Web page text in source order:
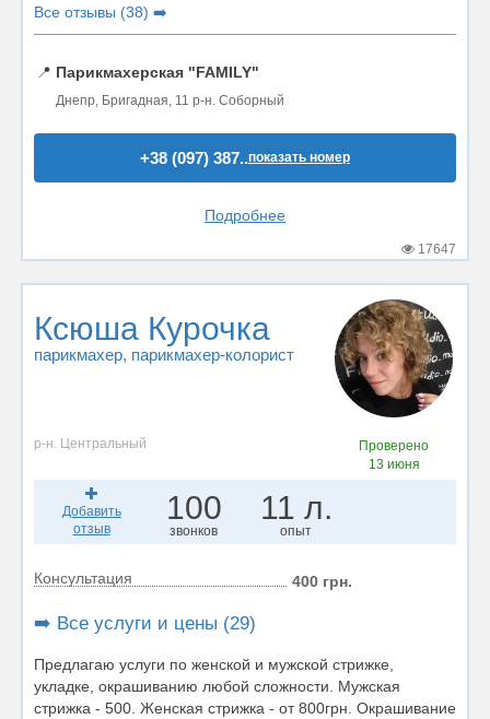
Все отзывы (38) ➡️
📍 Парикмахерская "FAMILY"
Днепр, Бригадная, 11 р-н. Соборный
+38 (097) 387..показать номер
Подробнее
17647
Ксюша Курочка
парикмахер, парикмахер-колорист
р-н. Центральный
Проверено
13 июня
Добавить
отзыв
100
звонков
11 л.
опыт
Консультация 400 грн.
➡️ Все услуги и цены (29)
Предлагаю услуги по женской и мужской стрижке,
укладке, окрашиванию любой сложности. Мужская
стрижка - 500. Женская стрижка - от 800грн. Окрашивание